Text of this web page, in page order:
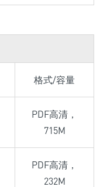
格式/容量
PDF高清，
715M
PDF高清，
232M